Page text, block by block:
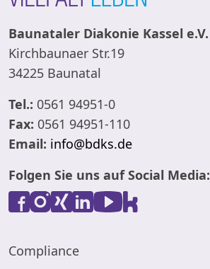
Baunataler Diakonie Kassel e.V.
Kirchbaunaer Str.19
34225 Baunatal
Tel.: 0561 94951-0
Fax: 0561 94951-110
Email: info@bdks.de
Folgen Sie uns auf Social Media:
Compliance